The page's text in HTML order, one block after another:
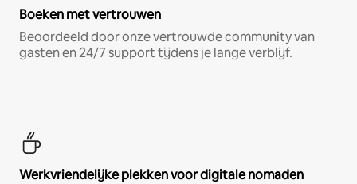
Boeken met vertrouwen
Beoordeeld door onze vertrouwde community van
gasten en 24/7 support tijdens je lange verblijf.
Werkvriendelijke plekken voor digitale nomaden